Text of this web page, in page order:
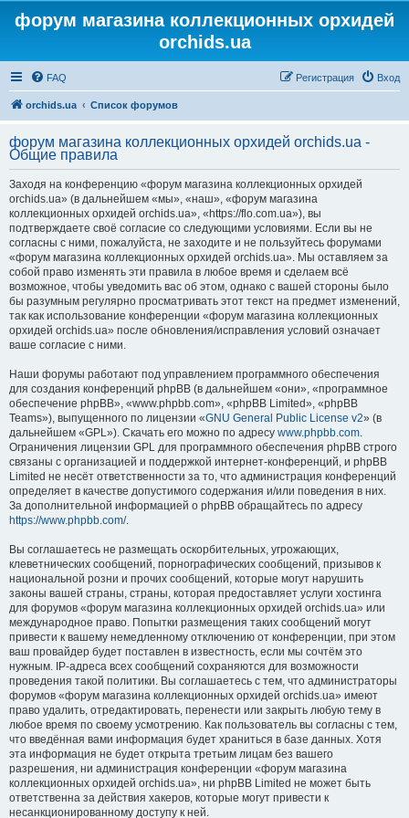
форум магазина коллекционных орхидей
orchids.ua
FAQ Вход
Регистрация
orchids.ua Список форумов
форум магазина коллекционных орхидей orchids.ua -
Общие правила
Заходя на конференцию «форум магазина коллекционных орхидей
orchids.ua» (в дальнейшем «мы», «наш», «форум магазина
коллекционных орхидей orchids.ua», «https://flo.com.ua»), вы
подтверждаете своё согласие со следующими условиями. Если вы не
согласны с ними, пожалуйста, не заходите и не пользуйтесь форумами
«форум магазина коллекционных орхидей orchids.ua». Мы оставляем за
собой право изменять эти правила в любое время и сделаем всё
возможное, чтобы уведомить вас об этом, однако с вашей стороны было
бы разумным регулярно просматривать этот текст на предмет изменений,
так как использование конференции «форум магазина коллекционных
орхидей orchids.ua» после обновления/исправления условий означает
ваше согласие с ними.
Наши форумы работают под управлением программного обеспечения
для создания конференций phpBB (в дальнейшем «они», «программное
обеспечение phpBB», «www.phpbb.com», «phpBB Limited», «phpBB
Teams»), выпущенного по лицензии «GNU General Public License v2» (в
дальнейшем «GPL»). Скачать его можно по адресу www.phpbb.com.
Ограничения лицензии GPL для программного обеспечения phpBB строго
связаны с организацией и поддержкой интернет-конференций, и phpBB
Limited не несёт ответственности за то, что администрация конференций
определяет в качестве допустимого содержания и/или поведения в них.
За дополнительной информацией о phpBB обращайтесь по адресу
https://www.phpbb.com/.
Вы соглашаетесь не размещать оскорбительных, угрожающих,
клеветнических сообщений, порнографических сообщений, призывов к
национальной розни и прочих сообщений, которые могут нарушить
законы вашей страны, страны, которая предоставляет услуги хостинга
для форумов «форум магазина коллекционных орхидей orchids.ua» или
международное право. Попытки размещения таких сообщений могут
привести к вашему немедленному отключению от конференции, при этом
ваш провайдер будет поставлен в известность, если мы сочтём это
нужным. IP-адреса всех сообщений сохраняются для возможности
проведения такой политики. Вы соглашаетесь с тем, что администраторы
форумов «форум магазина коллекционных орхидей orchids.ua» имеют
право удалить, отредактировать, перенести или закрыть любую тему в
любое время по своему усмотрению. Как пользователь вы согласны с тем,
что введённая вами информация будет храниться в базе данных. Хотя
эта информация не будет открыта третьим лицам без вашего
разрешения, ни администрация конференции «форум магазина
коллекционных орхидей orchids.ua», ни phpBB Limited не может быть
ответственна за действия хакеров, которые могут привести к
несанкционированному доступу к ней.